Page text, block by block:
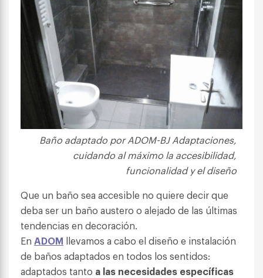
Baño adaptado por ADOM-BJ Adaptaciones,
cuidando al máximo la accesibilidad,
funcionalidad y el diseño
Que un baño sea accesible no quiere decir que
deba ser un baño austero o alejado de las últimas
tendencias en decoración.
En ADOM llevamos a cabo el diseño e instalación
de baños adaptados en todos los sentidos:
adaptados tanto a las necesidades específicas